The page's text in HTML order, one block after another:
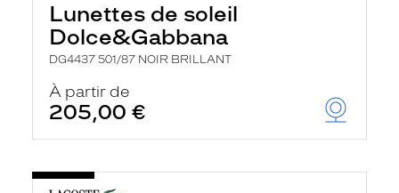
Lunettes de soleil
Dolce&Gabbana
DG4437 501/87 NOIR BRILLANT
À partir de
205,00 €